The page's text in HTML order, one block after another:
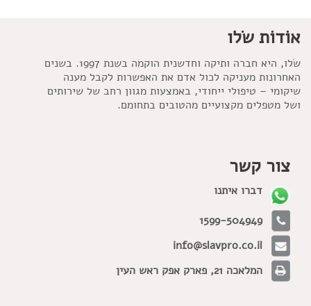
אוֹדוֹת שׂלו
שׂלו, היא חברה ותיקה וחדשנית הוקמה בשנת 1997. בשנים
האחרונות מעניקה לכול אדם את האפשרות לקבל מענה
שיקומי – טיפולי ייחודי, באמצעות מגוון רחב של שירותים
ושל מטפלים מקצועיים מהטובים בתחומם.
צור קשר
דברו איתנו
1599-504949
info@slavpro.co.il
המלאכה 21, פארק אפק ראש העין